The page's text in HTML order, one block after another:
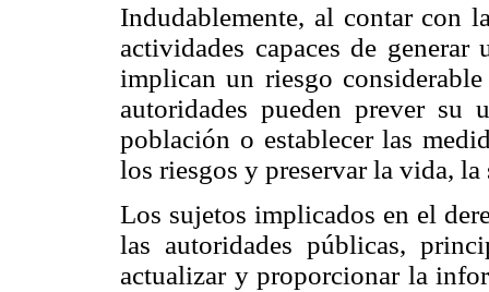
Indudablemente, al contar con
actividades capaces de
implican un riesgo
autoridades pueden prever su
población o establecer las
los riesgos y preservar la vida,
Los sujetos implicados en el
las autoridades públicas,
actualizar y proporcionar la